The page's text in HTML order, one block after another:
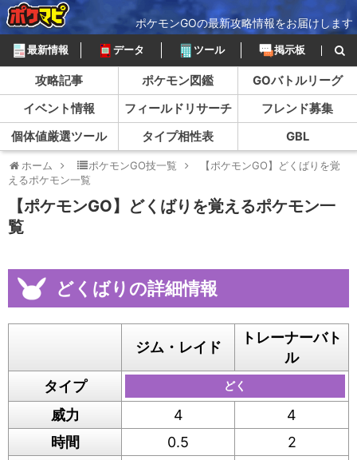
ポケモンGOの最新攻略情報をお届けします
最新情報 データ ツール 掲示板
攻略記事 ポケモン図鑑
GOバトルリーグ
イベント情報
フィールドリサーチ
フレンド募集
個体値厳選ツール
タイプ相性表 GBL
ホーム ポケモンGO技一覧
【ポケモンGO】どくばりを覚
えるポケモン一覧
【ポケモンGO】どくばりを覚えるポケモン一
覧
どくばりの詳細情報
ジム・レイド
トレーナーバト
ル
タイプ
どく
威力 4
4
時間
0.5
2